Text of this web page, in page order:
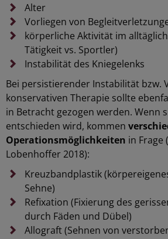
Alter
Vorliegen von
körperliche Aktivität im
Tätigkeit vs. Sportler)
Instabilität des Kniegelenks
Bei persistierender Instabilität bzw.
konservativen Therapie sollte
in Betracht gezogen werden. Wenn
entschieden wird, kommen
Operationsmöglichkeiten in Frage
Lobenhoffer 2018):
Kreuzbandplastik
Sehne)
Refixation (Fixierung des
durch Fäden und Dübel)
Allograft (Sehnen von